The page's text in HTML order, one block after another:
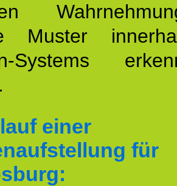
Muster
Systems
einer
für